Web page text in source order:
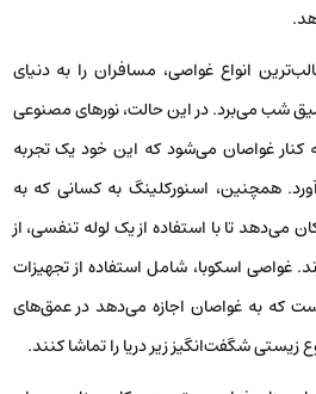
را برای افراد به ارمغان می‌آورد،
تماشایی و هوای مطبوع، بلکه به ‌واسطه
خود، میلیون‌ها گردشگر را به خود جلب
هیجان‌انگیز و محبوب در کیش، غواصی است.